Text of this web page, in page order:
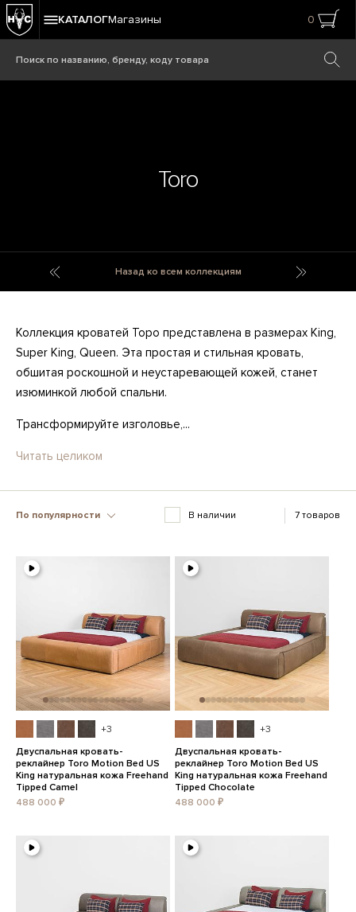
КАТАЛОГМагазины 0
Toro
Назад ко всем коллекциям
Коллекция кроватей Торо представлена в размерах King,
Super King, Queen. Эта простая и стильная кровать,
обшитая роскошной и неустаревающей кожей, станет
изюминкой любой спальни.
Трансформируйте изголовье,...
Читать целиком
По популярности В наличии 7 товаров
+3
Двуспальная кровать-
реклайнер Toro Motion Bed US
King натуральная кожа Freehand
Tipped Camel
488 000 ₽
+3
Двуспальная кровать-
реклайнер Toro Motion Bed US
King натуральная кожа Freehand
Tipped Chocolate
488 000 ₽